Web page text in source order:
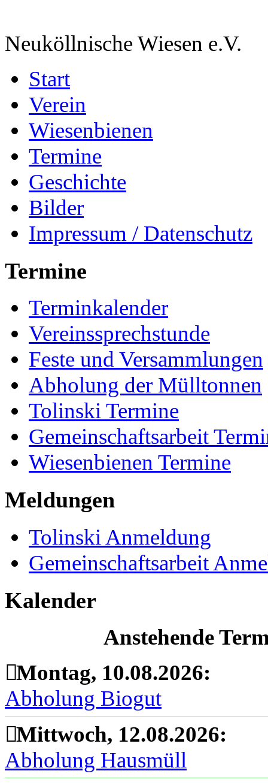
Neuköllnische Wiesen e.V.
Start
Verein
Wiesenbienen
Termine
Geschichte
Bilder
Impressum / Datenschutz
Termine
Terminkalender
Vereinssprechstunde
Feste und Versammlungen
Abholung der Mülltonnen
Tolinski Termine
Gemeinschaftsarbeit
Wiesenbienen Termine
Meldungen
Tolinski Anmeldung
Gemeinschaftsarbeit
Kalender
Anstehende
Montag, 10.08.2026:
Abholung Biogut
Mittwoch, 12.08.2026:
Abholung Hausmüll